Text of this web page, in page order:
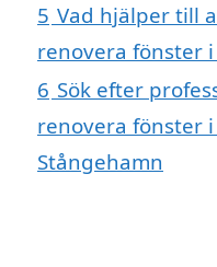
5 Vad hjälper till
renovera fönster
6 Sök efter
renovera fönster
Stångehamn